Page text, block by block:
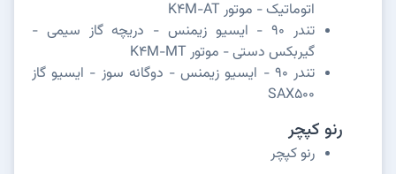
اتوماتیک - موتور K4M-AT
تندر 90 - ایسیو زیمنس - دریچه گاز سیمی -
گیربکس دستی - موتور K4M-MT
تندر 90 - ایسیو زیمنس - دوگانه سوز - ایسیو گاز
SAX500
رنو کپچر
رنو کپچر